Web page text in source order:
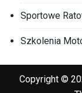
Sportowe
Szkolenia
Copyright ©